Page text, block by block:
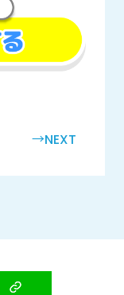
→NEXT